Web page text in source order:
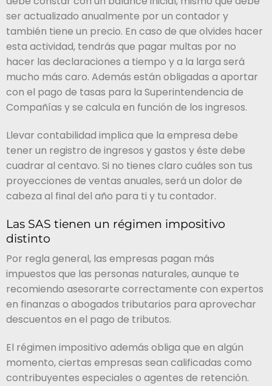
ser actualizado anualmente por un contador y
también tiene un precio. En caso de que olvides hacer
esta actividad, tendrás que pagar multas por no
hacer las declaraciones a tiempo y a la larga será
mucho más caro. Además están obligadas a aportar
con el pago de tasas para la Superintendencia de
Compañías y se calcula en función de los ingresos.
Llevar contabilidad implica que la empresa debe
tener un registro de ingresos y gastos y éste debe
cuadrar al centavo. Si no tienes claro cuáles son tus
proyecciones de ventas anuales, será un dolor de
cabeza al final del año para ti y tu contador.
Las SAS tienen un régimen impositivo
distinto
Por regla general, las empresas pagan más
impuestos que las personas naturales, aunque te
recomiendo asesorarte correctamente con expertos
en finanzas o abogados tributarios para aprovechar
descuentos en el pago de tributos.
El régimen impositivo además obliga que en algún
momento, ciertas empresas sean calificadas como
contribuyentes especiales o agentes de retención.